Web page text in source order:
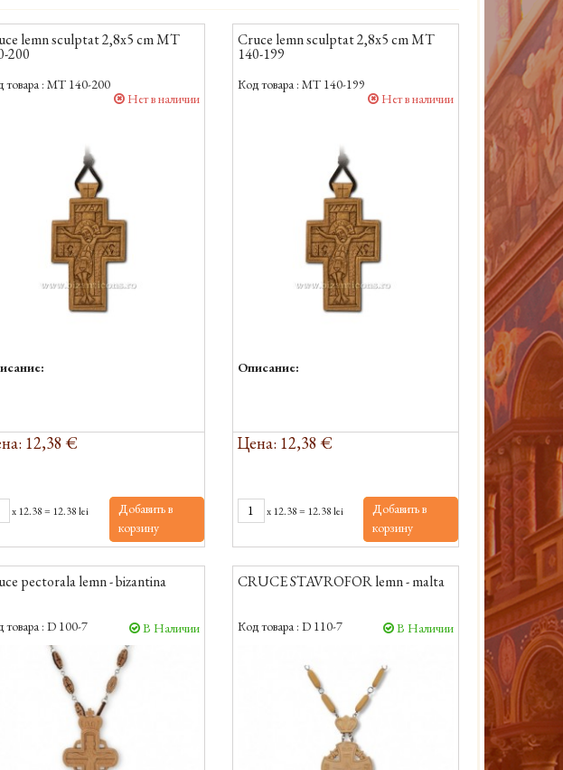
lemn sculptat 2,8x5 cm MT
200
товара : MT 140-200
Нет в наличии
12,38 €
x12.38= 12.38 lei
Добавить в
корзину
Cruce lemn sculptat 2,8x5 cm MT
140-199
Код товара : MT 140-199
Нет в наличии
Описание:
Цена: 12,38 €
x12.38= 12.38 lei
Добавить в
корзину
pectorala lemn - bizantina
товара : D 100-7 В Наличии
CRUCE STAVROFOR lemn - malta
Код товара : D 110-7 В Наличии